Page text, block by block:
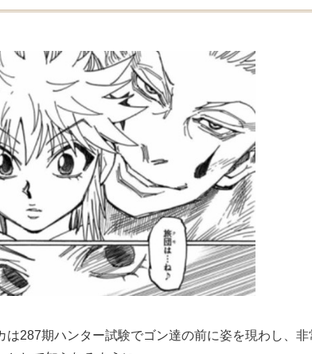
は287期ハンター試験でゴン達の前に姿を現わし、非